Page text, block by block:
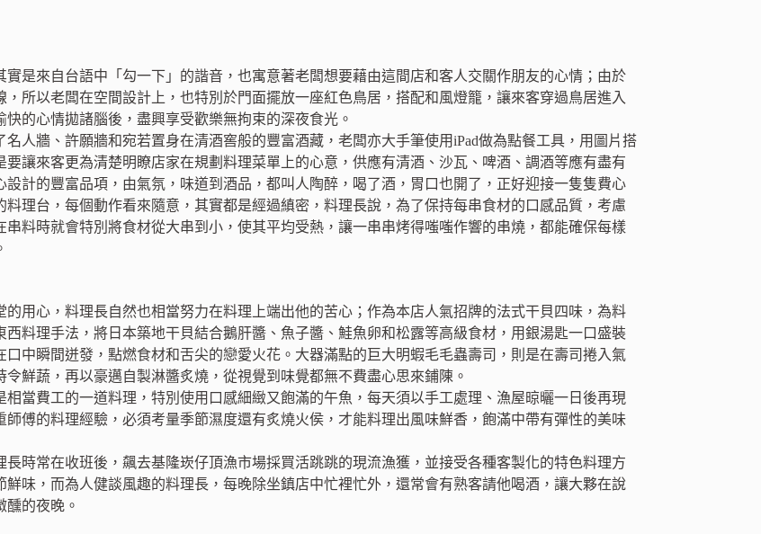
實是來自台語中「勾一下」的諧音，也寓意著老闆想要藉由這間店和客人交關作朋友的心情；由於
，所以老闆在空間設計上，也特別於門面擺放一座紅色鳥居，搭配和風燈籠，讓來客穿過鳥居進入
的心情拋諸腦後，盡興享受歡樂無拘束的深夜食光。
名人牆、許願牆和宛若置身在清酒窖般的豐富酒藏，老闆亦大手筆使用iPad做為點餐工具，用圖片搭
要讓來客更為清楚明瞭店家在規劃料理菜單上的心意，供應有清酒、沙瓦、啤酒、調酒等應有盡有
設計的豐富品項，由氣氛，味道到酒品，都叫人陶醉，喝了酒，胃口也開了，正好迎接一隻隻費心
料理台，每個動作看來隨意，其實都是經過縝密，料理長說，為了保持每串食材的口感品質，考慮
串料時就會特別將食材從大串到小，使其平均受熱，讓一串串烤得嗤嗤作響的串燒，都能確保每樣
的用心，料理長自然也相當努力在料理上端出他的苦心；作為本店人氣招牌的法式干貝四味，為料
西料理手法，將日本築地干貝結合鵝肝醬、魚子醬、鮭魚卵和松露等高級食材，用銀湯匙一口盛裝
口中瞬間迸發，點燃食材和舌尖的戀愛火花。大器滿點的巨大明蝦毛毛蟲壽司，則是在壽司捲入氣
鮮蔬，再以豪邁自製淋醬炙燒，從視覺到味覺都無不費盡心思來鋪陳。
相當費工的一道料理，特別使用口感細緻又飽滿的午魚，每天須以手工處理、漁屋晾曬一日後再現
師傅的料理經驗，必須考量季節濕度還有炙燒火侯，才能料理出風味鮮香，飽滿中帶有彈性的美味
長時常在收班後，飆去基隆崁仔頂漁市場採買活跳跳的現流漁獲，並接受各種客製化的特色料理方
鮮味，而為人健談風趣的料理長，每晚除坐鎮店中忙裡忙外，還常會有熟客請他喝酒，讓大夥在說
醺的夜晚。